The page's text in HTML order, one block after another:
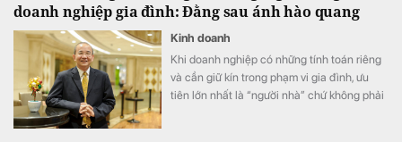
hạn phát triển từ tác phẩm bản quyền Van
dịch tại ABBank.
doanh nghiệp gia đình: Đằng sau ánh hào quang
Kinh doanh
Khi doanh nghiệp có những tính toán riêng
và cần giữ kín trong phạm vi gia đình, ưu
tiên lớn nhất là “người nhà” chứ không phải